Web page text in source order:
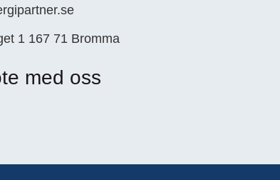
1 167 71 Bromma
med oss